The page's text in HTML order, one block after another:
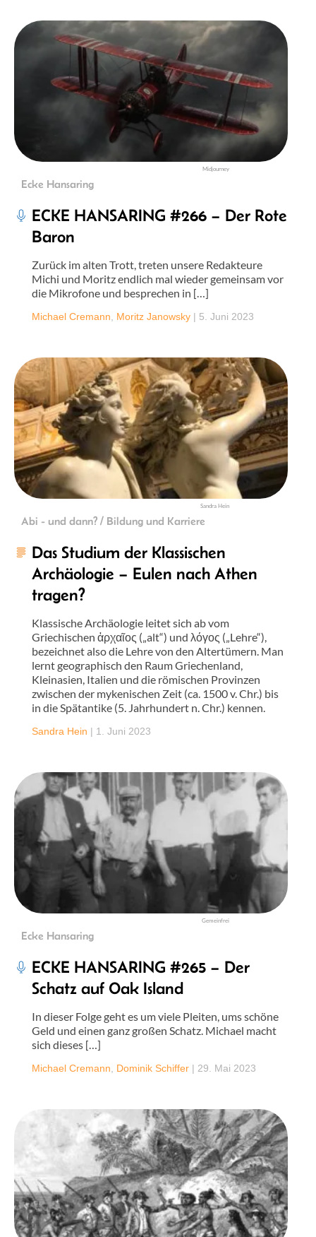
Midjourney
Ecke Hansaring
ECKE HANSARING #266 – Der Rote
Baron
Zurück im alten Trott, treten unsere Redakteure
Michi und Moritz endlich mal wieder gemeinsam vor
die Mikrofone und besprechen in […]
Michael Cremann Moritz Janowsky | 5. Juni 2023
Sandra Hein
Abi - und dann? / Bildung und Karriere
Das Studium der Klassischen
Archäologie – Eulen nach Athen
tragen?
Klassische Archäologie leitet sich ab vom
Griechischen ἀρχαῖος („alt“) und λόγος („Lehre“),
bezeichnet also die Lehre von den Altertümern. Man
lernt geographisch den Raum Griechenland,
Kleinasien, Italien und die römischen Provinzen
zwischen der mykenischen Zeit (ca. 1500 v. Chr.) bis
in die Spätantike (5. Jahrhundert n. Chr.) kennen.
Sandra Hein | 1. Juni 2023
Gemeinfrei
Ecke Hansaring
ECKE HANSARING #265 – Der
Schatz auf Oak Island
In dieser Folge geht es um viele Pleiten, ums schöne
Geld und einen ganz großen Schatz. Michael macht
sich dieses […]
Michael Cremann Dominik Schiffer | 29. Mai 2023